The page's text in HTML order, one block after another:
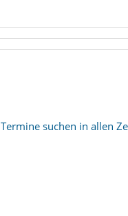
Termine suchen in allen